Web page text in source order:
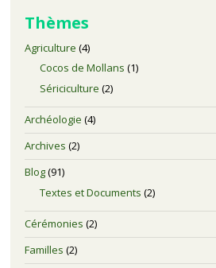
Thèmes
Agriculture (4)
Cocos de Mollans (1)
Sériciculture (2)
Archéologie (4)
Archives (2)
Blog(91)
Textes et Documents (2)
Cérémonies (2)
Familles (2)